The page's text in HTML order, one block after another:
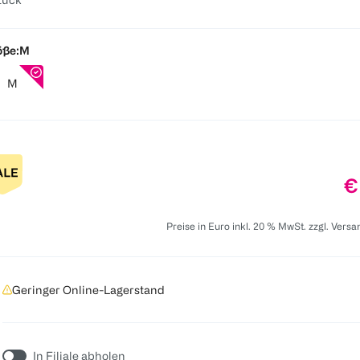
M
M
€
Preise in Euro inkl. 20 % MwSt. zzgl.
Geringer Online-Lagerstand
In Filiale abholen